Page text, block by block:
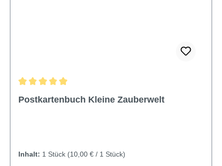
Postkartenbuch Kleine Zauberwelt
Inhalt: 1 Stück (10,00 € / 1 Stück)